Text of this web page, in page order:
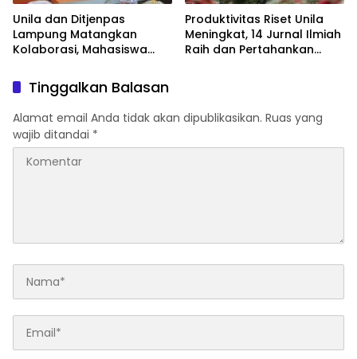
Unila dan Ditjenpas
Lampung Matangkan
Kolaborasi, Mahasiswa
Lapas
Produktivitas Riset Unila
Meningkat, 14 Jurnal Ilmiah
Raih dan Pertahankan
Tinggalkan Balasan
Alamat email Anda tidak akan dipublikasikan. Ruas yang
wajib ditandai *